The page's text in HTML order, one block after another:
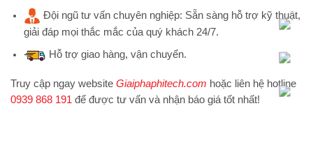
Đội ngũ tư vấn chuyên nghiệp: Sẵn sàng hỗ trợ kỹ thuật,
giải đáp mọi thắc mắc của quý khách 24/7.
Hỗ trợgiao hàng, vận chuyển.
Truy cập ngay website Giaiphaphitech.com hoặc liên hệ hotline
0939 868 191 để được tư vấn và nhận báo giá tốt nhất!